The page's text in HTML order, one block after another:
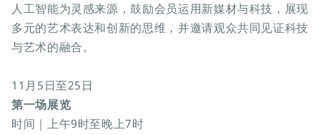
人工智能为灵感来源，鼓励会员运用新媒材与科技，展现
多元的艺术表达和创新的思维，并邀请观众共同见证科技
与艺术的融合。
11月5日至25日
第一场展览
时间｜上午9时至晚上7时